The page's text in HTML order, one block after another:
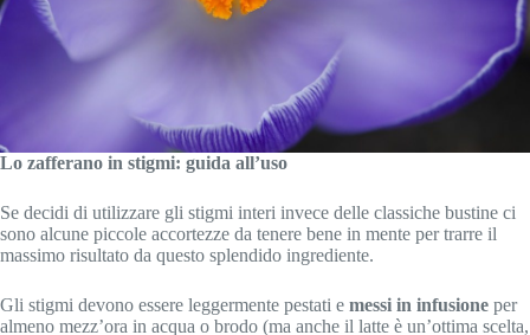
Lo zafferano in stigmi: guida all’uso
Se decidi di utilizzare gli stigmi interi invece delle classiche bustine ci
sono alcune piccole accortezze da tenere bene in mente per trarre il
massimo risultato da questo splendido ingrediente.
Gli stigmi devono essere leggermente pestati e messi in infusione per
almeno mezz’ora in acqua o brodo (ma anche il latte è un’ottima scelta,